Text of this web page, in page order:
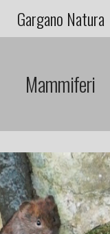
Gargano Natura
Mammiferi